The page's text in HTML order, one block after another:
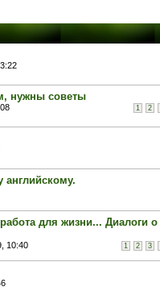
нужны советы
1 2
английскому.
для жизни... Диалоги о
1 2 3
10:40